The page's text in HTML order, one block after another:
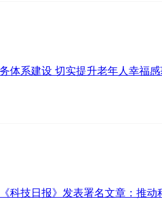
体系建设 切实提升老年人幸福
科技日报》发表署名文章：推动